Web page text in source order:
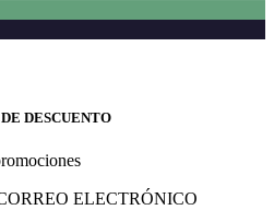
DESCUENTO
ELECTRÓNICO